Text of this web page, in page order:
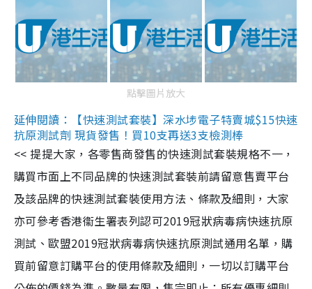
點擊圖片放大
延伸閱讀：【快速測試套裝】深水埗電子特賣城$15快速
抗原測試劑 現貨發售！買10支再送3支檢測棒
<< 提提大家，各零售商發售的快速測試套裝規格不一，
購買市面上不同品牌的快速測試套裝前請留意售賣平台
及該品牌的快速測試套裝使用方法、條款及細則，大家
亦可參考香港衞生署表列認可2019冠狀病毒病快速抗原
測試、歐盟2019冠狀病毒病快速抗原測試通用名單，購
買前留意訂購平台的使用條款及細則，一切以訂購平台